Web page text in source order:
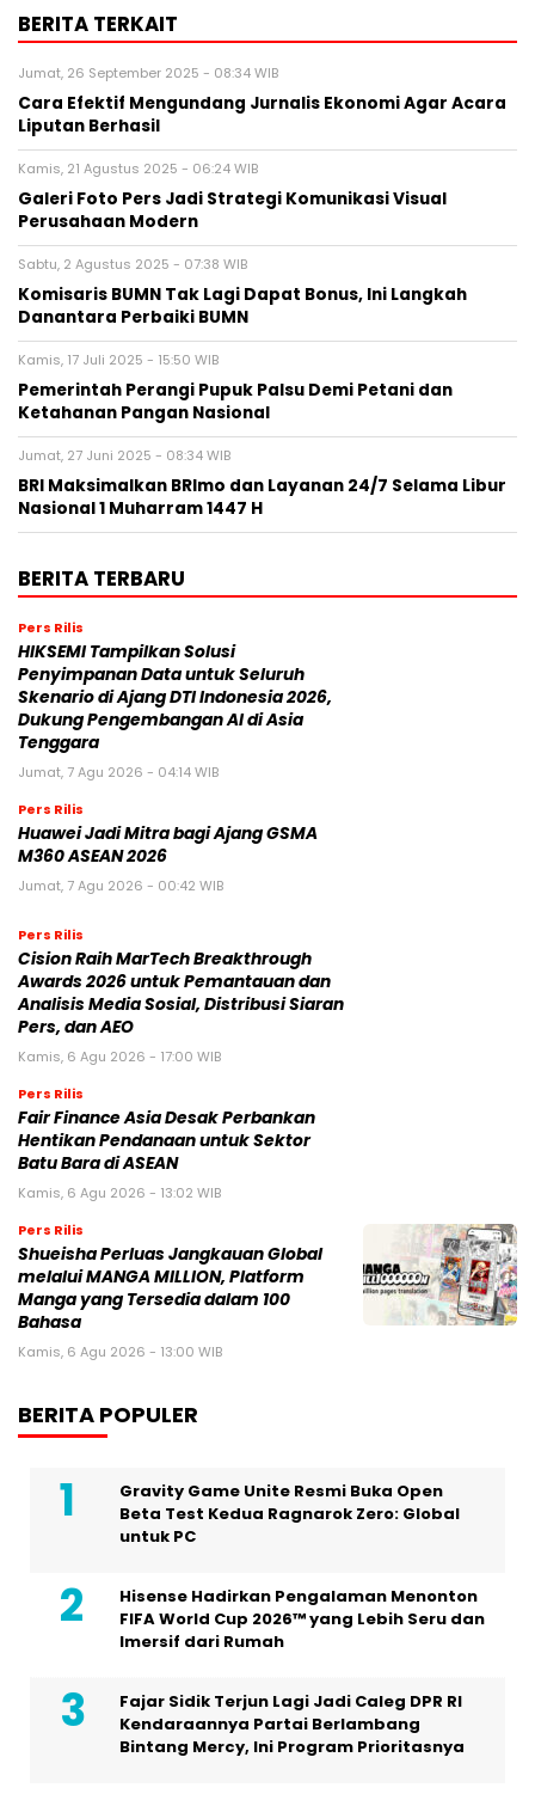
BERITA TERKAIT
Jumat, 26 September 2025 - 08:34 WIB
Cara Efektif Mengundang Jurnalis Ekonomi Agar Acara
Liputan Berhasil
Kamis, 21 Agustus 2025 - 06:24 WIB
Galeri Foto Pers Jadi Strategi Komunikasi Visual
Perusahaan Modern
Sabtu, 2 Agustus 2025 - 07:38 WIB
Komisaris BUMN Tak Lagi Dapat Bonus, Ini Langkah
Danantara Perbaiki BUMN
Kamis, 17 Juli 2025 - 15:50 WIB
Pemerintah Perangi Pupuk Palsu Demi Petani dan
Ketahanan Pangan Nasional
Jumat, 27 Juni 2025 - 08:34 WIB
BRI Maksimalkan BRImo dan Layanan 24/7 Selama Libur
Nasional 1 Muharram 1447 H
BERITA TERBARU
Pers Rilis
HIKSEMI Tampilkan Solusi
Penyimpanan Data untuk Seluruh
Skenario di Ajang DTI Indonesia 2026,
Dukung Pengembangan AI di Asia
Tenggara
Jumat, 7 Agu 2026 - 04:14 WIB
Pers Rilis
Huawei Jadi Mitra bagi Ajang GSMA
M360 ASEAN 2026
Jumat, 7 Agu 2026 - 00:42 WIB
Pers Rilis
Cision Raih MarTech Breakthrough
Awards 2026 untuk Pemantauan dan
Analisis Media Sosial, Distribusi Siaran
Pers, dan AEO
Kamis, 6 Agu 2026 - 17:00 WIB
Pers Rilis
Fair Finance Asia Desak Perbankan
Hentikan Pendanaan untuk Sektor
Batu Bara di ASEAN
Kamis, 6 Agu 2026 - 13:02 WIB
Pers Rilis
Shueisha Perluas Jangkauan Global
melalui MANGA MILLION, Platform
Manga yang Tersedia dalam 100
Bahasa
Kamis, 6 Agu 2026 - 13:00 WIB
BERITA POPULER
Gravity Game Unite Resmi Buka Open
Beta Test Kedua Ragnarok Zero: Global
untuk PC
Hisense Hadirkan Pengalaman Menonton
FIFA World Cup 2026™ yang Lebih Seru dan
Imersif dari Rumah
Fajar Sidik Terjun Lagi Jadi Caleg DPR RI
Kendaraannya Partai Berlambang
Bintang Mercy, Ini Program Prioritasnya